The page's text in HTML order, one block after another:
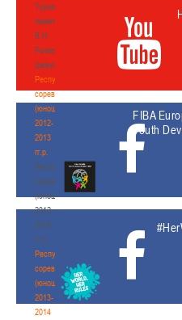
Турнир
памяти
В.Н.
Рыженкова
(девушки)
Республиканские
соревнования
(юноши)
2012-
2013
гг.р.
Республиканские
соревнования
(юноши)
2012-
2013
гг.р.
Республиканские
соревнования
(юноши)
2013-
2014
FIBA
Youth